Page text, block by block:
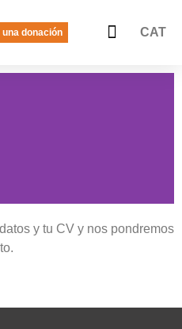
una donación CAT
y tu CV y nos pondremos